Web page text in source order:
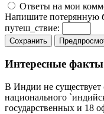
Ответы на мои
Напишите потерянную
путеш_ствие:
Интересные
В Индии не существует
национального
государственных и 18